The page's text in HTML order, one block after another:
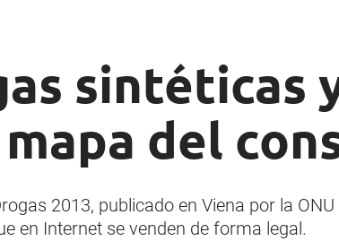
sintéticas
del
2013, publicado en Viena por la
en Internet se venden de forma legal.